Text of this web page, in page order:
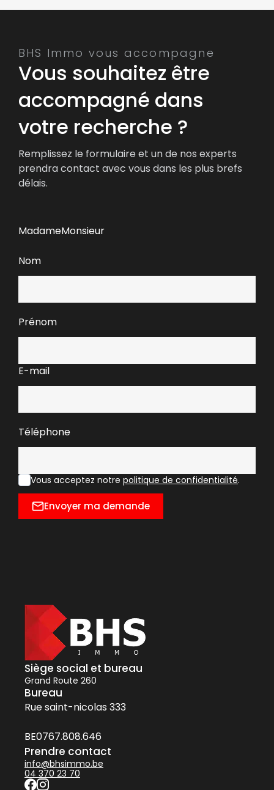
BHS Immo vous accompagne
Vous souhaitez être
accompagné dans
votre recherche ?
Remplissez le formulaire et un de nos experts
prendra contact avec vous dans les plus brefs
délais.
MadameMonsieur
Nom
Prénom
E-mail
Téléphone
Vous acceptez notre politique de confidentialité.
Envoyer ma demande
Siège social et bureau
Grand Route 260
Bureau
Rue saint-nicolas 333
BE0767.808.646
Prendre contact
info@bhsimmo.be
04 370 23 70